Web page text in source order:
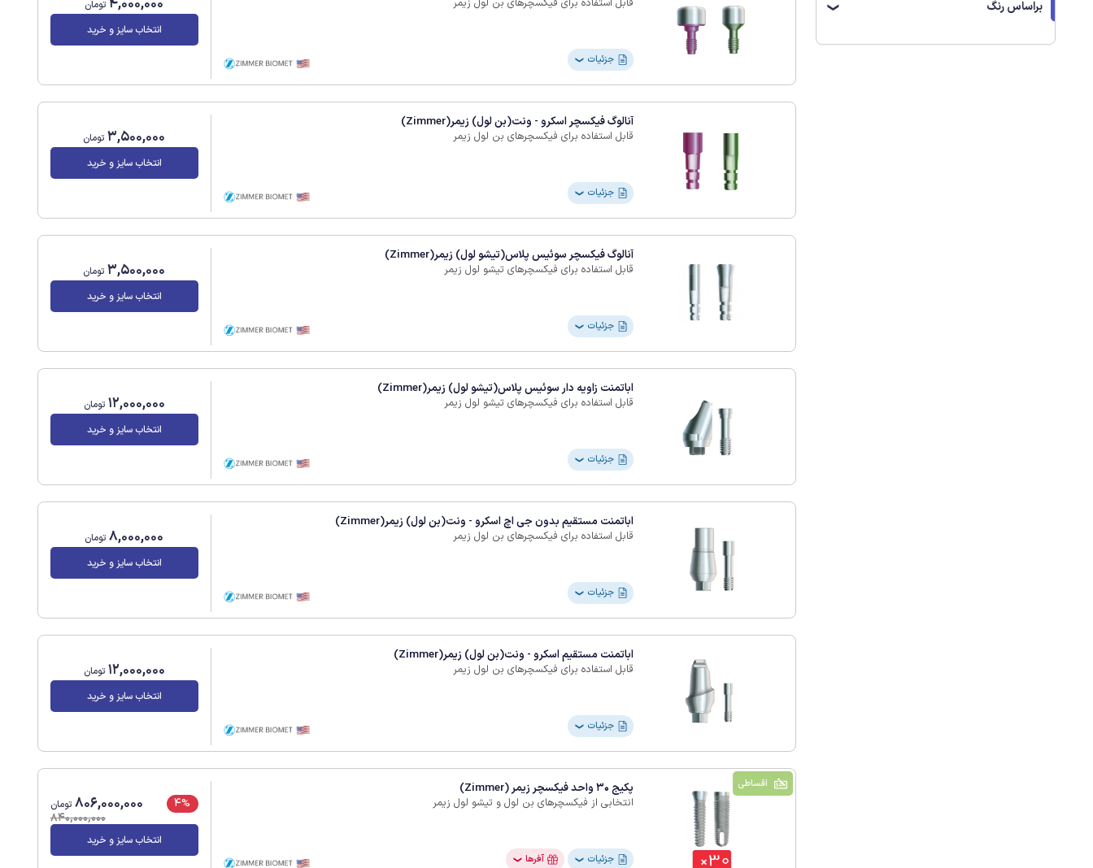
براساس رنگ ❯ قابل استفاده برای فیکسچرهای بن لول زیمر
جزئیات ❯
تومان
انتخاب سایز و خرید
آنالوگ فیکسچر اسکرو - ونت(بن لول) زیمر(Zimmer)
قابل استفاده برای فیکسچرهای بن لول زیمر
جزئیات ❯
3,500,000 تومان
انتخاب سایز و خرید
آنالوگ فیکسچر سوئیس پلاس(تیشو لول) زیمر(Zimmer)
قابل استفاده برای فیکسچرهای تیشو لول زیمر
جزئیات ❯
3,500,000 تومان
انتخاب سایز و خرید
اباتمنت زاویه دار سوئیس پلاس(تیشو لول) زیمر(Zimmer)
قابل استفاده برای فیکسچرهای تیشو لول زیمر
جزئیات ❯
12,000,000 تومان
انتخاب سایز و خرید
اباتمنت مستقیم بدون جی اچ اسکرو - ونت(بن لول) زیمر(Zimmer)
قابل استفاده برای فیکسچرهای بن لول زیمر
جزئیات ❯
8,000,000 تومان
انتخاب سایز و خرید
اباتمنت مستقیم اسکرو - ونت(بن لول) زیمر(Zimmer)
قابل استفاده برای فیکسچرهای بن لول زیمر
جزئیات ❯
12,000,000 تومان
انتخاب سایز و خرید
اقساطی پکیج 30 واحد فیکسچر زیمر (Zimmer)
انتخابی از فیکسچرهای بن لول و تیشو لول زیمر
جزئیات ❯ آفرها ❯
4%
806,000,000 تومان
840,000,000
انتخاب سایز و خرید